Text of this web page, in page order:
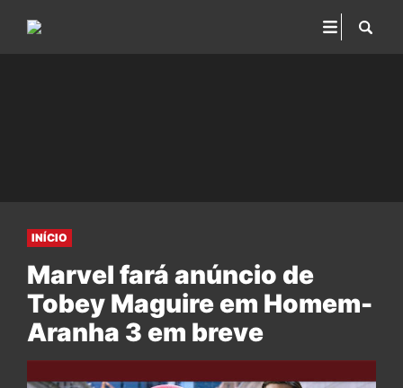
INÍCIO
Marvel fará anúncio de
Tobey Maguire em Homem-
Aranha 3 em breve